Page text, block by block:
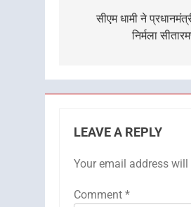
navigation
सीएम धामी ने
निर्मला
LEAVE A REPLY
Your email address
Comment *